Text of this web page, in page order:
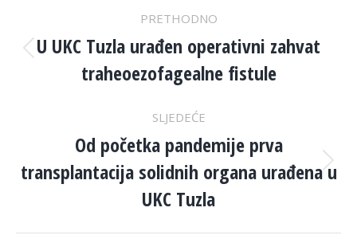
NAVIGATION
PRETHODNO
Previous
post:
U UKC Tuzla urađen operativni zahvat
traheoezofagealne fistule
SLJEDEĆE
Next
post:
Od početka pandemije prva
transplantacija solidnih organa urađena u
UKC Tuzla